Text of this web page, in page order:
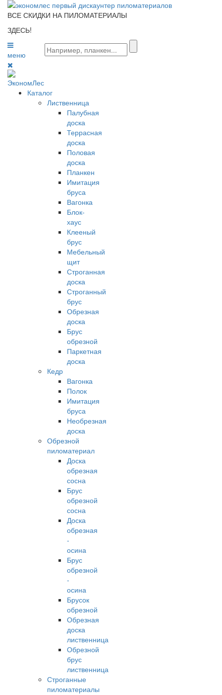
ВСЕ СКИДКИ НА ПИЛОМАТЕРИАЛЫ
ЗДЕСЬ!
меню
Каталог
Лиственница
Палубная
доска
Террасная
доска
Половая
доска
Планкен
Имитация
бруса
Вагонка
Блок-
хаус
Клееный
брус
Мебельный
щит
Строганная
доска
Строганный
брус
Обрезная
доска
Брус
обрезной
Паркетная
доска
Кедр
Вагонка
Полок
Имитация
бруса
Необрезная
доска
Обрезной
пиломатериал
Доска
обрезная
сосна
Брус
обрезной
сосна
Доска
обрезная
-
осина
Брус
обрезной
-
осина
Брусок
обрезной
Обрезная
доска
лиственница
Обрезной
брус
лиственница
Строганные
пиломатериалы